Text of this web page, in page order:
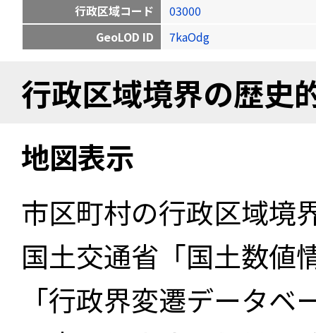
行政区域コード
03000
GeoLOD ID
7kaOdg
行政区域境界の歴史
地図表示
市区町村の行政区域境
国土交通省「国土数値
「行政界変遷データ